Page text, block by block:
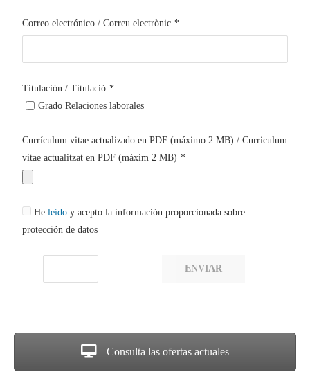
Correo electrónico / Correu electrònic *
Titulación / Titulació *
Grado Relaciones laborales
Currículum vitae actualizado en PDF (máximo 2 MB) / Curriculum
vitae actualitzat en PDF (màxim 2 MB) *
He leído y acepto la información proporcionada sobre
protección de datos
ENVIAR
Consulta las ofertas actuales